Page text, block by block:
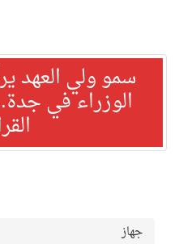
سمو ولي
الوزراء في
جهاز